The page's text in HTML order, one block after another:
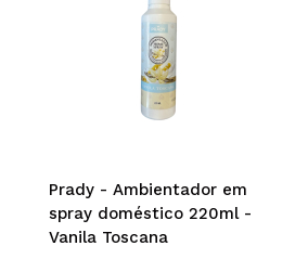
Prady - Ambientador em
spray doméstico 220ml -
Vanila Toscana